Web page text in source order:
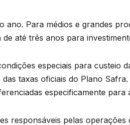
Para médios e grandes
até três anos para
especiais para custeio
taxas oficiais do Plano
especificamente para
responsáveis pelas